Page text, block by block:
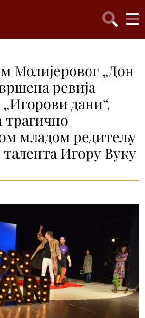
Молијеровог „Дон
ревија
дани“,
трагично
младом редитељу
талента Игору Вуку